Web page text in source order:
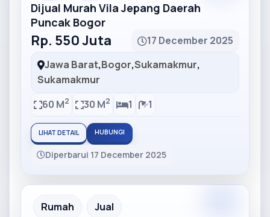
Dijual Murah Vila Jepang Daerah
Puncak Bogor
Rp. 550 Juta
17 December 2025
Jawa Barat,Bogor,Sukamakmur,
Sukamakmur
60 M2 30 M2 1 1
LIHAT DETAIL HUBUNGI
Diperbarui 17 December 2025
Partner Ad
Rumah Jual